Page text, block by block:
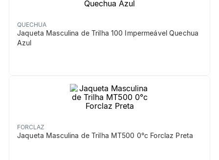
QUECHUA
Jaqueta Masculina de Trilha 100 Impermeável Quechua
Azul
FORCLAZ
Jaqueta Masculina de Trilha MT500 0°c Forclaz Preta